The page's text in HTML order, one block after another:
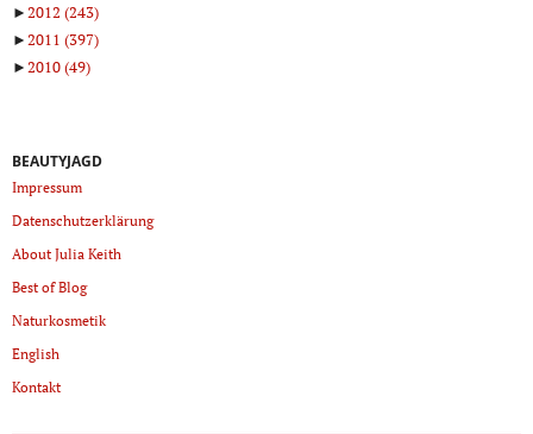
►2012 (243)
►2011 (397)
►2010(49)
BEAUTYJAGD
Impressum
Datenschutzerklärung
About Julia Keith
Best of Blog
Naturkosmetik
English
Kontakt